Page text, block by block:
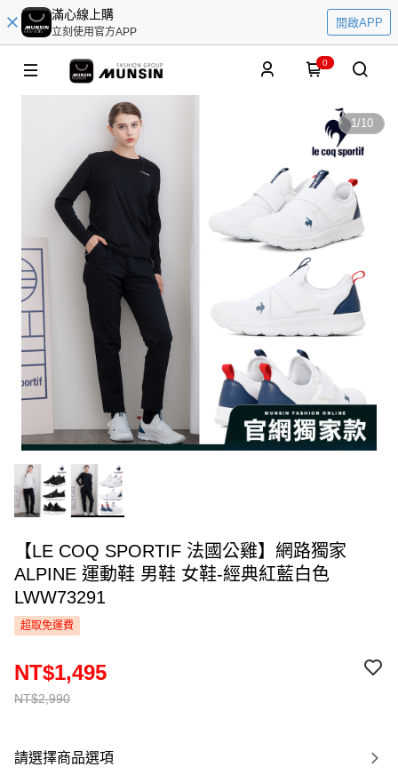
滿心線上購
立刻使用官方APP
開啟APP
0
1/10
【LE COQ SPORTIF 法國公雞】網路獨家
ALPINE 運動鞋 男鞋 女鞋-經典紅藍白色
LWW73291
超取免運費
NT$2,990
NT$1,495
請選擇商品選項